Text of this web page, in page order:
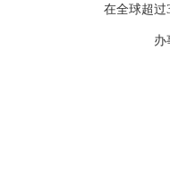
在全球超过
办